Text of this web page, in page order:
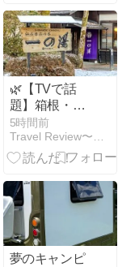
🌿【TVで話
題】箱根・仙
石原で“露天風
呂付き客室”を
満喫！〜品の
べてみたら…
想像以上にス
ゴかった♨️〜
5時間前
夢のキャンピ